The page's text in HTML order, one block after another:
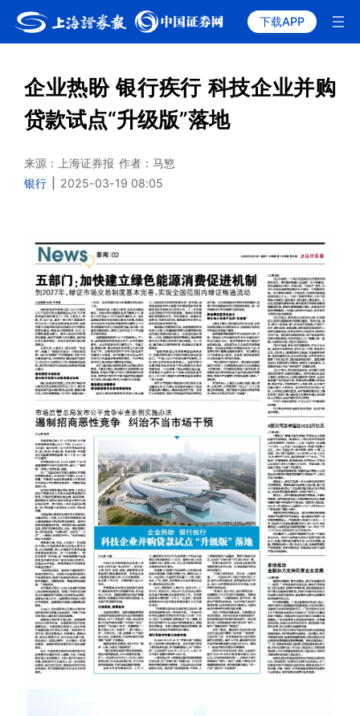
下载APP
企业热盼 银行疾行 科技企业并购
贷款试点“升级版”落地
来源：上海证券报 作者：马慜
银行
2025-03-19 08:05